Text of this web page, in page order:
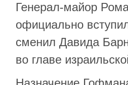
Генерал-майор
официально
сменил Давида
во главе